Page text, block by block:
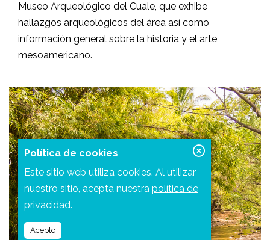
Museo Arqueológico del Cuale, que exhibe
hallazgos arqueológicos del área así como
información general sobre la historia y el arte
mesoamericano.
Política de cookies
Este sitio web utiliza cookies. Al utilizar
nuestro sitio, acepta nuestra política de
privacidad.
Acepto